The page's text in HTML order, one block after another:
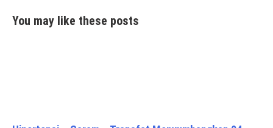
You may like these posts